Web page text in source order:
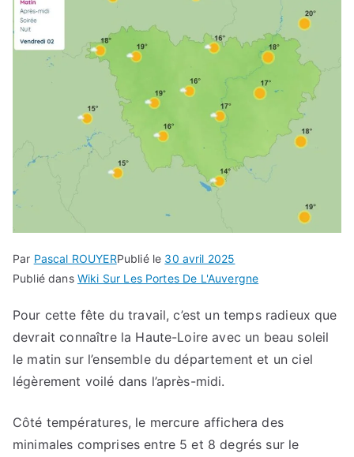
Par Pascal ROUYERPublié le 30 avril 2025
Publié dans Wiki Sur Les Portes De L'Auvergne
Pour cette fête du travail, c’est un temps radieux que
devrait connaître la Haute-Loire avec un beau soleil
le matin sur l’ensemble du département et un ciel
légèrement voilé dans l’après-midi.
Côté températures, le mercure affichera des
minimales comprises entre 5 et 8 degrés sur le